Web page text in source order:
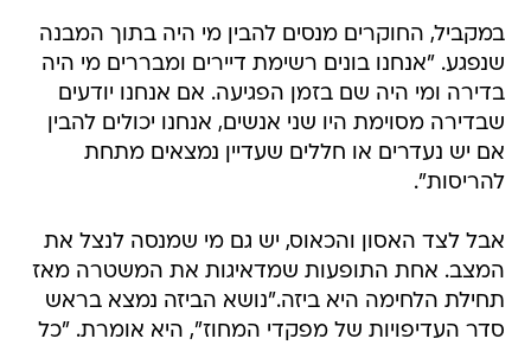
במקביל, החוקרים מנסים להבין מי היה בתוך המבנה
שנפגע. "אנחנו בונים רשימת דיירים ומבררים מי היה
בדירה ומי היה שם בזמן הפגיעה. אם אנחנו יודעים
שבדירה מסוימת היו שני אנשים, אנחנו יכולים להבין
אם יש נעדרים או חללים שעדיין נמצאים מתחת
להריסות".
אבל לצד האסון והכאוס, יש גם מי שמנסה לנצל את
המצב. אחת התופעות שמדאיגות את המשטרה מאז
תחילת הלחימה היא ביזה."נושא הביזה נמצא בראש
סדר העדיפויות של מפקדי המחוז", היא אומרת. "כל